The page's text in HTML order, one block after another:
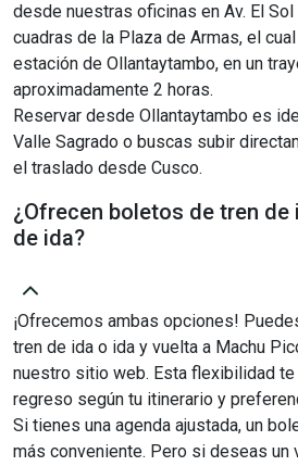
desde nuestras oficinas en Av. El
cuadras de la Plaza de Armas, el
estación de Ollantaytambo, en un
aproximadamente 2 horas.
Reservar desde Ollantaytambo es
Valle Sagrado o buscas subir
el traslado desde Cusco.
¿Ofrecen boletos de tren
de ida?
¡Ofrecemos ambas opciones!
tren de ida o ida y vuelta a Machu
nuestro sitio web. Esta flexibilidad
regreso según tu itinerario y
Si tienes una agenda ajustada, un
más conveniente. Pero si deseas un